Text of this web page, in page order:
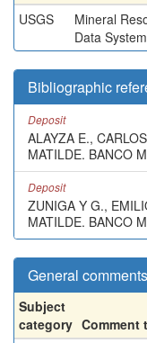
USGS
Mineral
Data System
Bibliographic
Deposit
ALAYZA E.,
MATILDE. BANCO
Deposit
ZUNIGA Y G.,
MATILDE. BANCO
General comments
Subject
category Comment